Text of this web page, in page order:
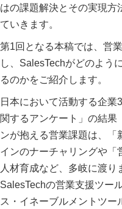
はの課題解決とその実現方
ていきます。
第1回となる本稿では、営
し、SalesTechがどのよう
るのかをご紹介します。
日本において活動する企
関するアンケート」の結果
ンが抱える営業課題は、「
インのナーチャリングや「
人材育成など、多岐に渡り
SalesTechの営業支援ツー
ス・イネーブルメントツー